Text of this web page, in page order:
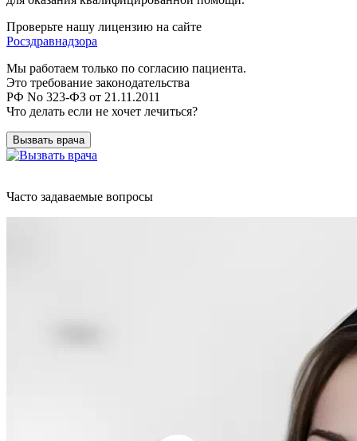
Проверьте нашу лицензию на сайте
Росздравнадзора
Мы работаем только по согласию пациента.
Это требование законодательства
РФ No 323-ФЗ от 21.11.2011
Что делать если не хочет лечиться?
Вызвать врача
Часто задаваемые вопросы